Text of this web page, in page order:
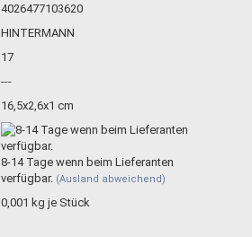
4026477103620
HINTERMANN
17
---
16,5x2,6x1 cm
8-14 Tage wenn beim Lieferanten
verfügbar. (Ausland abweichend)
0,001 kg je Stück